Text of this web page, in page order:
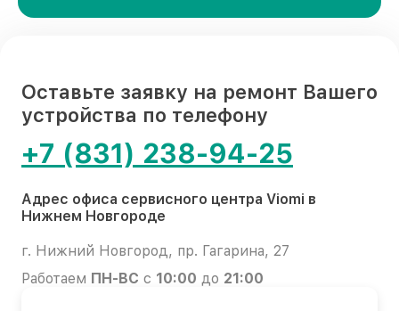
Оставьте заявку на ремонт Вашего
устройства по телефону
+7 (831) 238-94-25
Адрес офиса сервисного центра Viomi в
Нижнем Новгороде
г. Нижний Новгород, пр. Гагарина, 27
Работаем ПН-ВС с 10:00 до 21:00